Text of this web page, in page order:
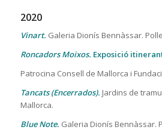
2020
Vinart. Galeria Dionís Bennàssar.
Roncadors Moixos. Exposició
Patrocina Consell de Mallorca i
Tancats (Encerrados). Jardins de
Mallorca.
Blue Note. Galeria Dionís Bennàssar.